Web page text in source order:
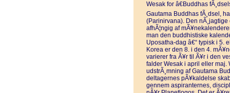
Wesak for â€Buddhas
Gautama Buddhas fÃ¸dsel,
(Parinirvana). Den
afhÃ¦ngig af
man den buddhistiske
Uposatha-dag â€“ typisk i 5.
Korea er den 8. i den 4.
varierer fra Ã¥r til Ã¥r i den
falder Wesak i april eller maj.
udstrÃ¸mning af Gautama
deltagernes pÃ¥kaldelse
gennem aspiranternes,